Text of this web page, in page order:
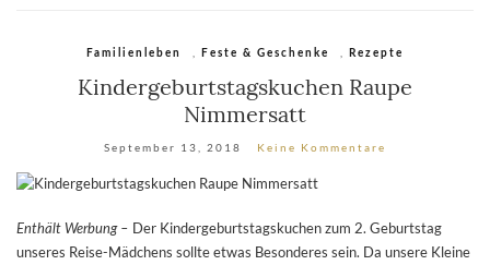
Familienleben Feste & Geschenke Rezepte
Kindergeburtstagskuchen Raupe
Nimmersatt
September 13, 2018 Keine Kommentare
Enthält Werbung – Der Kindergeburtstagskuchen zum 2. Geburtstag
unseres Reise-Mädchens sollte etwas Besonderes sein. Da unsere Kleine